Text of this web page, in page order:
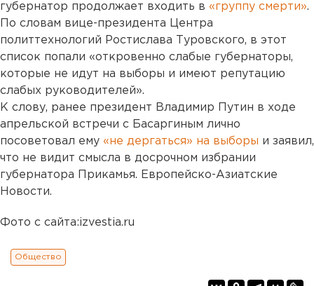
губернатор продолжает входить в «группу смерти».
По словам вице-президента Центра
политтехнологий Ростислава Туровского, в этот
список попали «откровенно слабые губернаторы,
которые не идут на выборы и имеют репутацию
слабых руководителей».
К слову, ранее президент Владимир Путин в ходе
апрельской встречи с Басаргиным лично
посоветовал ему «не дергаться» на выборы и заявил,
что не видит смысла в досрочном избрании
губернатора Прикамья. Европейско-Азиатские
Новости.
Фото с сайта:izvestia.ru
Общество